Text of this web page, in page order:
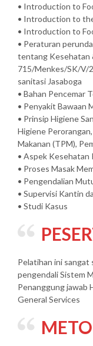
• Introduction to
• Introduction to
• Introduction to
• Peraturan
tentang Kesehatan
715/Menkes/SK/V/
sanitasi Jasaboga
• Bahan Pencemar
• Penyakit Bawaan
• Prinsip Higiene
Higiene
Makanan (TPM),
• Aspek Kesehatan
• Proses Masak
• Pengendalian
• Supervisi Kantin
• Studi Kasus
Pelatihan ini sangat
pengendali Sistem
Penanggung jawab
General Services